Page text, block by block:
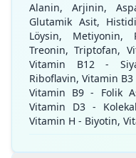
Alanin, Arjinin,
Glutamik Asit,
Löysin, Metiyonin,
Treonin, Triptofan,
Vitamin B12 -
Riboflavin, Vitamin
Vitamin B9 - Folik
Vitamin D3 -
Vitamin H - Biyotin,